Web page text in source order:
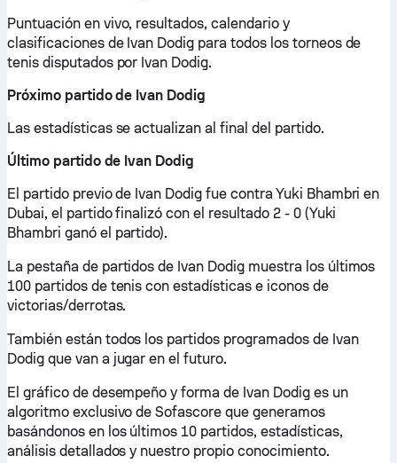
Puntuación en vivo, resultados, calendario y
clasificaciones de Ivan Dodig para todos los torneos de
tenis disputados por Ivan Dodig.
Próximo partido de Ivan Dodig
Las estadísticas se actualizan al final del partido.
Último partido de Ivan Dodig
El partido previo de Ivan Dodig fue contra Yuki Bhambri en
Dubai, el partido finalizó con el resultado 2 - 0 (Yuki
Bhambri ganó el partido).
La pestaña de partidos de Ivan Dodig muestra los últimos
100 partidos de tenis con estadísticas e iconos de
victorias/derrotas.
También están todos los partidos programados de Ivan
Dodig que van a jugar en el futuro.
El gráfico de desempeño y forma de Ivan Dodig es un
algoritmo exclusivo de Sofascore que generamos
basándonos en los últimos 10 partidos, estadísticas,
análisis detallados y nuestro propio conocimiento.